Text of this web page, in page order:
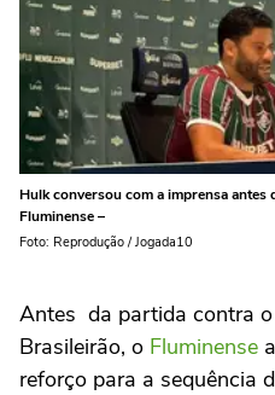
Hulk conversou com a imprensa
Fluminense –
Foto: Reprodução / Jogada10
Antes da partida contra o
Brasileirão, o Fluminense
reforço para a sequência